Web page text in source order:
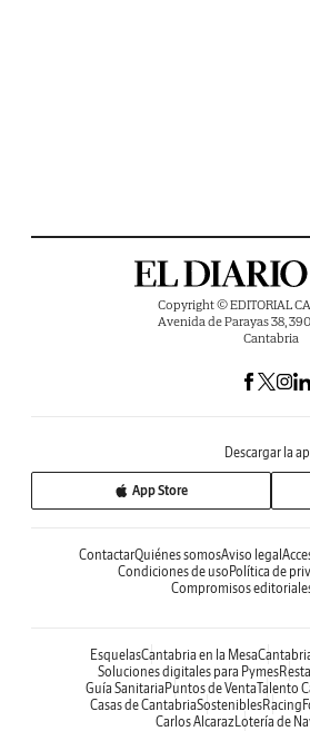
Copyright © EDITORIAL
Avenida de Parayas 38,
Cantabria
Descargar la
App Store
ContactarQuiénes somosAviso legal
Condiciones de usoPolítica de
Compromisos
EsquelasCantabria en la Mesa
Soluciones digitales para Pymes
Guía SanitariaPuntos de VentaTalento
Casas de CantabriaSosteniblesRacing
Carlos AlcarazLotería de